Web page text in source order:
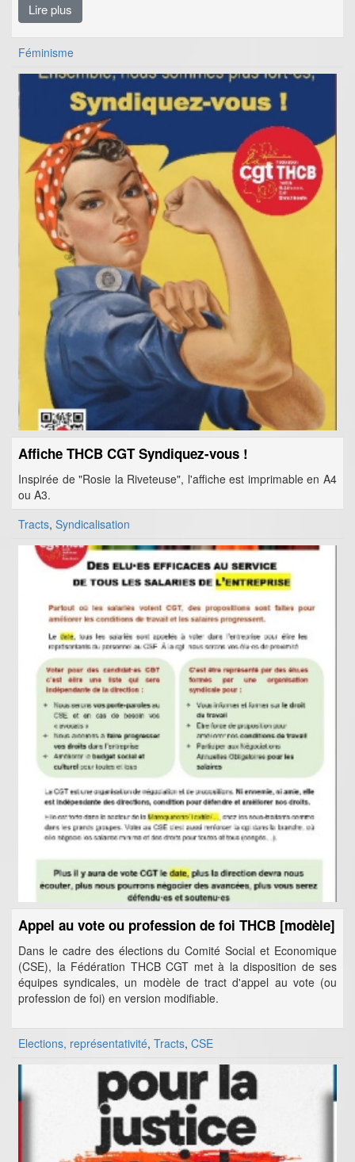
Lire plus
Féminisme
Affiche THCB CGT Syndiquez-vous !
Inspirée de "Rosie la Riveteuse", l'affiche est imprimable en A4
ou A3.
Tracts, Syndicalisation
Appel au vote ou profession de foi THCB [modèle]
Dans le cadre des élections du Comité Social et Economique
(CSE), la Fédération THCB CGT met à la disposition de ses
équipes syndicales, un modèle de tract d'appel au vote (ou
profession de foi) en version modifiable.
Elections, représentativité, Tracts, CSE